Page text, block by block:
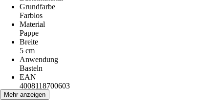
Grundfarbe
Farblos
Material
Pappe
Breite
5 cm
Anwendung
Basteln
EAN
4008118700603
Mehr anzeigen